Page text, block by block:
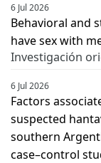
6 Jul 2026
Behavioral and
have sex with
Investigación
6 Jul 2026
Factors
suspected
southern
case–control